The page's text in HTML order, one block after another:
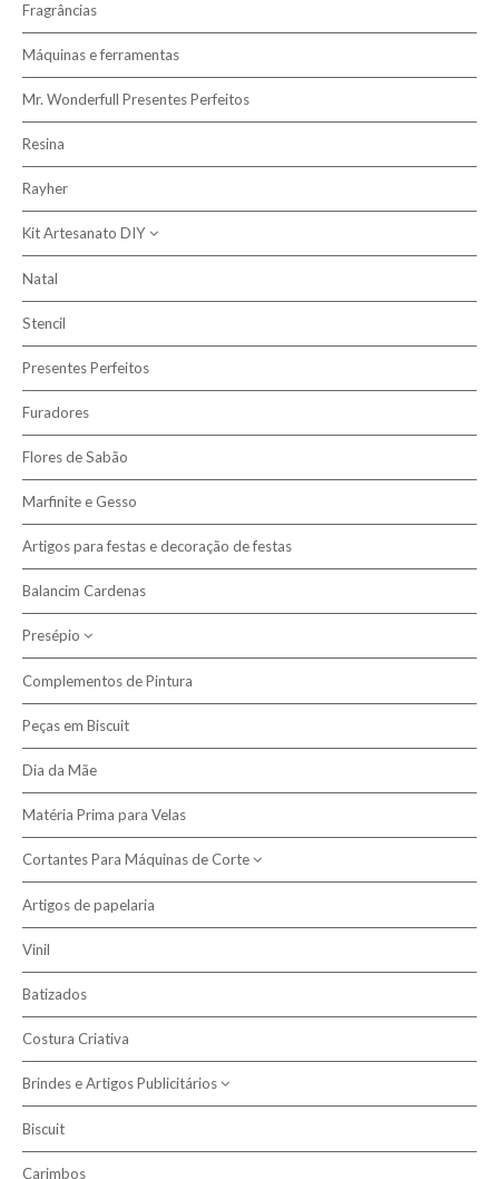
Fragrâncias
Máquinas e ferramentas
Mr. Wonderfull Presentes Perfeitos
Resina
Rayher
Kit Artesanato DIY
Kits Artesanato Infantis
Natal
Stencil
Presentes Perfeitos
Furadores
Flores de Sabão
Marfinite e Gesso
Artigos para festas e decoração de festas
Balancim Cardenas
Presépio
Presépio Biscuit
Complementos de Pintura
Peças em Biscuit
Dia da Mãe
Matéria Prima para Velas
Cortantes Para Máquinas de Corte
Cortantes de Caixas
Artigos de papelaria
Vinil
Batizados
Costura Criativa
Brindes e Artigos Publicitários
Sublimação
Biscuit
Carimbos